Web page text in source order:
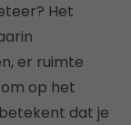
Het
er ruimte
op het
dat je